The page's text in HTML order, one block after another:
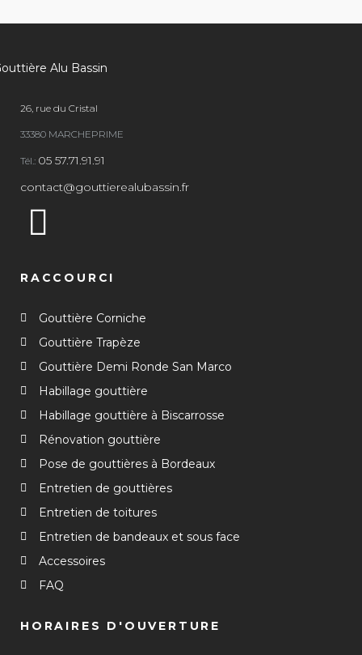
26, rue du Cristal
33380 MARCHEPRIME
Tél.: 05 57.71.91.91
contact@gouttierealubassin.fr
RACCOURCI
Gouttière Corniche
Gouttière Trapèze
Gouttière Demi Ronde San Marco
Habillage gouttière
Habillage gouttière à Biscarrosse
Rénovation gouttière
Pose de gouttières à Bordeaux
Entretien de gouttières
Entretien de toitures
Entretien de bandeaux et sous face
Accessoires
FAQ
HORAIRES D'OUVERTURE